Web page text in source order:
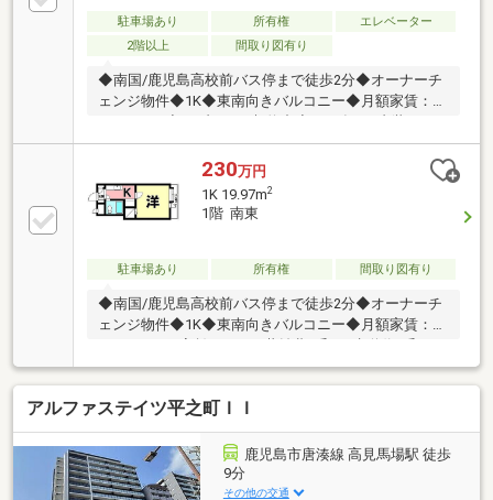
駐車場あり 所有権
エレベーター
2階以上
間取り図有り
◆南国/鹿児島高校前バス停まで徒歩2分◆オーナーチ
ェンジ物件◆1K◆東南向きバルコニー◆月額家賃：
ォームしています
230万円
1K 19.97m2
1階 南東
駐車場あり 所有権 間取り図有り
◆南国/鹿児島高校前バス停まで徒歩2分◆オーナーチ
ェンジ物件◆1K◆東南向きバルコニー◆月額家賃：
アルファステイツ平之町ＩＩ
鹿児島市唐湊線 高見馬場駅 徒歩
9分
その他の交通